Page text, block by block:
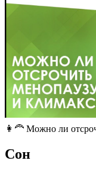
👩‍🦰 Можно ли
Сон